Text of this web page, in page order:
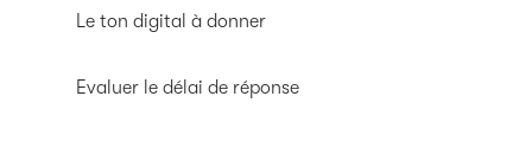
Le ton digital à donner
Evaluer le délai de réponse